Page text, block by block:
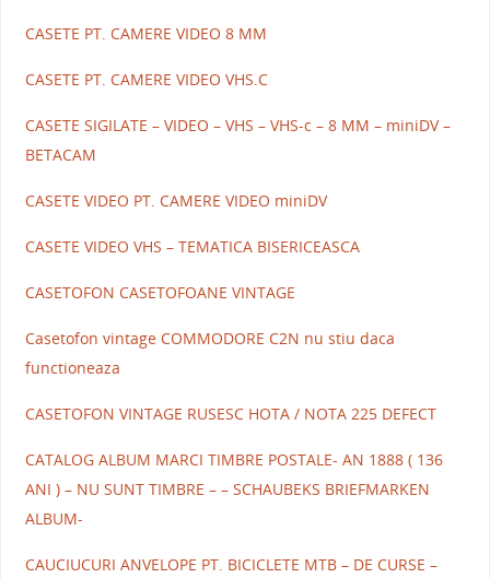
CASETE PT. CAMERE VIDEO 8 MM
CASETE PT. CAMERE VIDEO VHS.C
CASETE SIGILATE – VIDEO – VHS – VHS-c – 8 MM – miniDV –
BETACAM
CASETE VIDEO PT. CAMERE VIDEO miniDV
CASETE VIDEO VHS – TEMATICA BISERICEASCA
CASETOFON CASETOFOANE VINTAGE
Casetofon vintage COMMODORE C2N nu stiu daca
functioneaza
CASETOFON VINTAGE RUSESC HOTA / NOTA 225 DEFECT
CATALOG ALBUM MARCI TIMBRE POSTALE- AN 1888 ( 136
ANI ) – NU SUNT TIMBRE – – SCHAUBEKS BRIEFMARKEN
ALBUM-
CAUCIUCURI ANVELOPE PT. BICICLETE MTB – DE CURSE –